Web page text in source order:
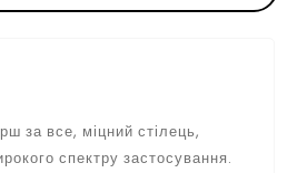
за все, міцний стілець,
спектру застосування.